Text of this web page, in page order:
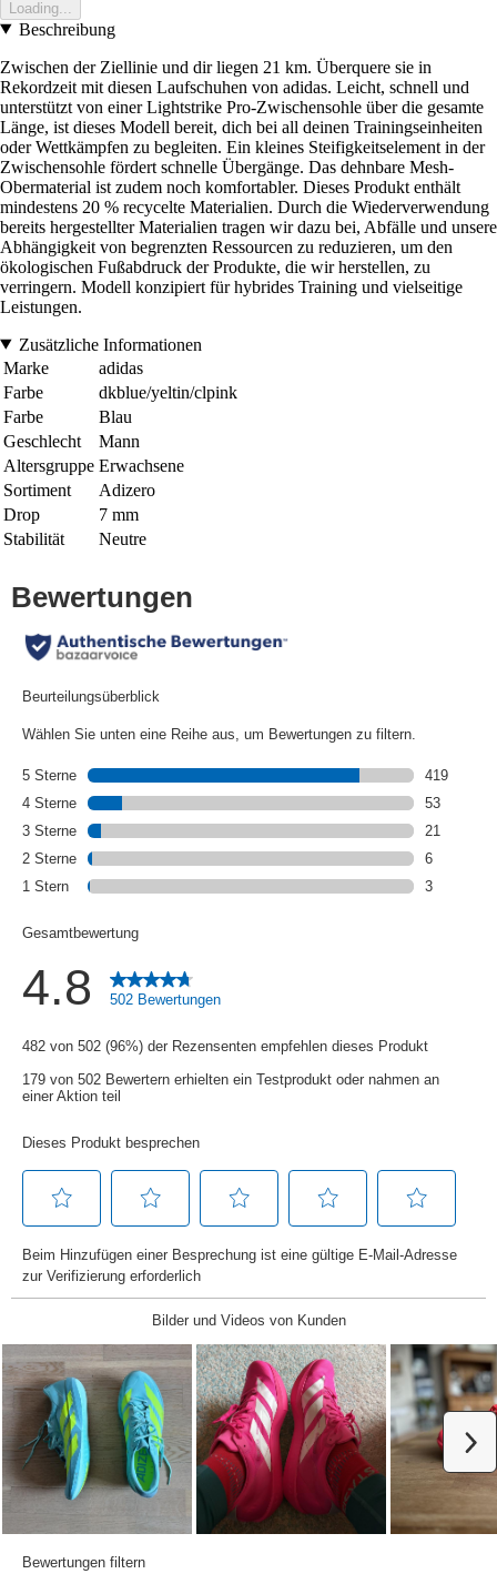
Loading...
Beschreibung
Zwischen der Ziellinie und dir liegen 21 km. Überquere sie in
Rekordzeit mit diesen Laufschuhen von adidas. Leicht, schnell und
unterstützt von einer Lightstrike Pro-Zwischensohle über die gesamte
Länge, ist dieses Modell bereit, dich bei all deinen Trainingseinheiten
oder Wettkämpfen zu begleiten. Ein kleines Steifigkeitselement in der
Zwischensohle fördert schnelle Übergänge. Das dehnbare Mesh-
Obermaterial ist zudem noch komfortabler. Dieses Produkt enthält
mindestens 20 % recycelte Materialien. Durch die Wiederverwendung
bereits hergestellter Materialien tragen wir dazu bei, Abfälle und unsere
Abhängigkeit von begrenzten Ressourcen zu reduzieren, um den
ökologischen Fußabdruck der Produkte, die wir herstellen, zu
verringern. Modell konzipiert für hybrides Training und vielseitige
Leistungen.
Zusätzliche Informationen
Marke
adidas
Farbe
dkblue/yeltin/clpink
Farbe
Blau
Geschlecht
Mann
Altersgruppe Erwachsene
Sortiment
Adizero
Drop
7 mm
Stabilität
Neutre